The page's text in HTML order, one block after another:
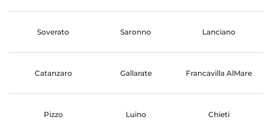
Soverato Saronno Lanciano
Catanzaro Gallarate Francavilla AlMare
Pizzo Luino Chieti